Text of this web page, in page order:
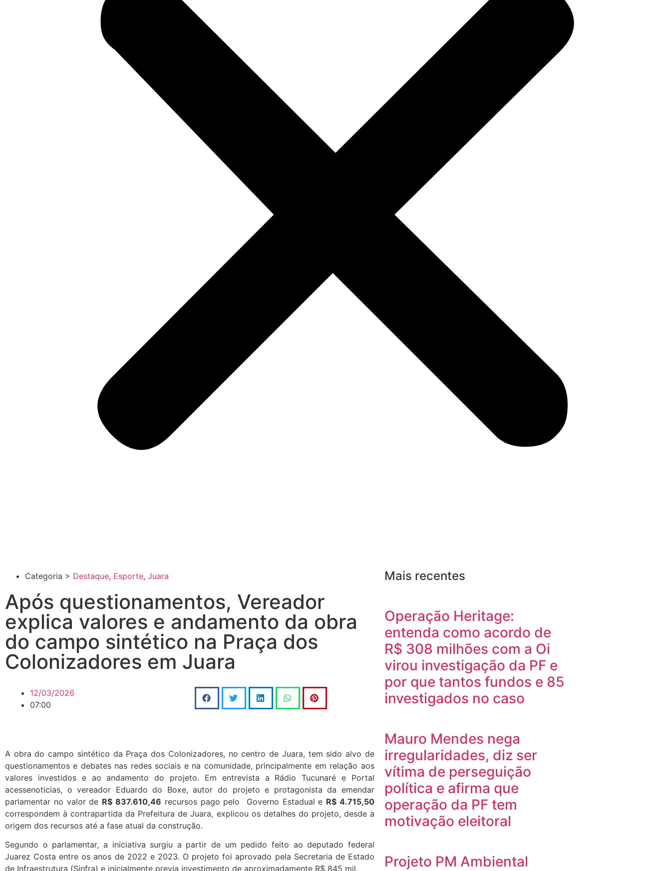
Categoria > Destaque, Esporte, Juara
Após questionamentos, Vereador
explica valores e andamento da obra
do campo sintético na Praça dos
Colonizadores em Juara
12/03/2026
07:00
A obra do campo sintético da Praça dos Colonizadores, no centro de Juara, tem sido alvo de
questionamentos e debates nas redes sociais e na comunidade, principalmente em relação aos
valores investidos e ao andamento do projeto. Em entrevista a Rádio Tucunaré e Portal
acessenoticias, o vereador Eduardo do Boxe, autor do projeto e protagonista da emendar
parlamentar no valor de R$ 837.610,46 recursos pago pelo Governo Estadual e R$ 4.715,50
correspondem à contrapartida da Prefeitura de Juara, explicou os detalhes do projeto, desde a
origem dos recursos até a fase atual da construção.
Segundo o parlamentar, a iniciativa surgiu a partir de um pedido feito ao deputado federal
Juarez Costa entre os anos de 2022 e 2023. O projeto foi aprovado pela Secretaria de Estado
de Infraestrutura (Sinfra) e inicialmente previa investimento de aproximadamente R$ 845 mil.
Mais recentes
Operação Heritage:
entenda como acordo de
R$ 308 milhões com a Oi
virou investigação da PF e
por que tantos fundos e 85
investigados no caso
Mauro Mendes nega
irregularidades, diz ser
vítima de perseguição
política e afirma que
operação da PF tem
motivação eleitoral
Projeto PM Ambiental